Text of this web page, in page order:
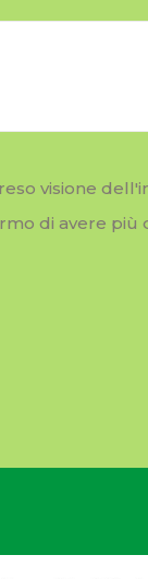
visione
di avere più